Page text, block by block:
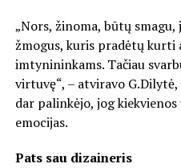
„Nors, žinoma, būtų
žmogus, kuris pradėtų kurti
imtynininkams. Tačiau
virtuvę“, – atviravo
dar palinkėjo, jog
emocijas.
Pats sau dizaineris